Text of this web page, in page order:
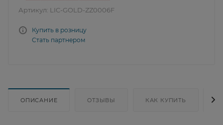
Артикул: LIC-GOLD-ZZ0006F
Купить в розницу
Стать партнером
ОПИСАНИЕ ОТЗЫВЫ КАК КУПИТЬ